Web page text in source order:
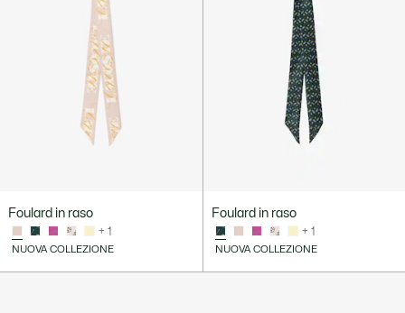
Foulard in raso
+ 1
NUOVA COLLEZIONE
Foulard in raso
+ 1
NUOVA COLLEZIONE